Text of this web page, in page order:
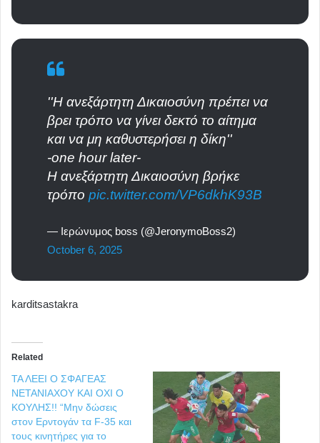
''Η ανεξάρτητη Δικαιοσύνη πρέπει να
βρει τρόπο να γίνει δεκτό το αίτημα
και να μη καθυστερήσει η δίκη''
-one hour later-
Η ανεξάρτητη Δικαιοσύνη βρήκε
τρόπο pic.twitter.com/VP6dkhK93B
— Ιερώνυμος boss (@JeronymoBoss2)
October 6, 2025
karditsastakra
Related
ΤΑ ΛΕΕΙ Ο ΣΦΑΓΕΑΣ
ΝΕΤΑΝΙΑΧΟΥ ΚΑΙ ΟΧΙ Ο
ΚΟΥΛΗΣ!! “Μην δώσεις
στον Ερντογάν τα F-35 και
τους κινητήρες για το